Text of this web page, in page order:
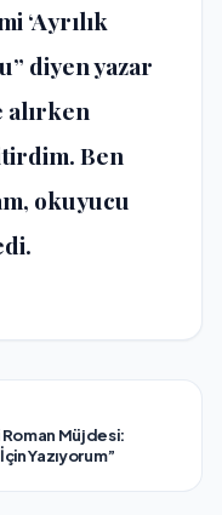
‘Ayrılık
diyen yazar
alırken
Ben
okuyucu
Müjdesi:
Yazıyorum”